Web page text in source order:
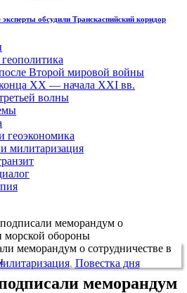
обсудили Транскаспийский коридор
Второй мировой войны
XX — начала XXI вв.
волны
геоэкономика
милитаризация
меморандум о
морской обороны
, Повестка дня
меморандум